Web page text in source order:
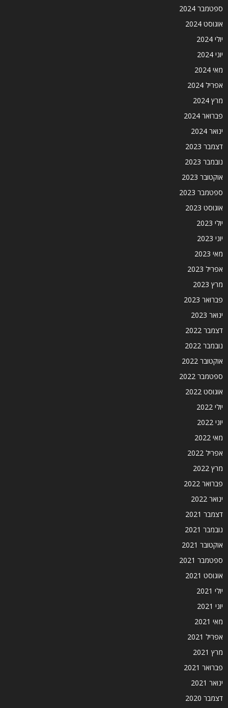
ספטמבר 2024
אוגוסט 2024
יולי 2024
יוני 2024
מאי 2024
אפריל 2024
מרץ 2024
פברואר 2024
ינואר 2024
דצמבר 2023
נובמבר 2023
אוקטובר 2023
ספטמבר 2023
אוגוסט 2023
יולי 2023
יוני 2023
מאי 2023
אפריל 2023
מרץ 2023
פברואר 2023
ינואר 2023
דצמבר 2022
נובמבר 2022
אוקטובר 2022
ספטמבר 2022
אוגוסט 2022
יולי 2022
יוני 2022
מאי 2022
אפריל 2022
מרץ 2022
פברואר 2022
ינואר 2022
דצמבר 2021
נובמבר 2021
אוקטובר 2021
ספטמבר 2021
אוגוסט 2021
יולי 2021
יוני 2021
מאי 2021
אפריל 2021
מרץ 2021
פברואר 2021
ינואר 2021
דצמבר 2020